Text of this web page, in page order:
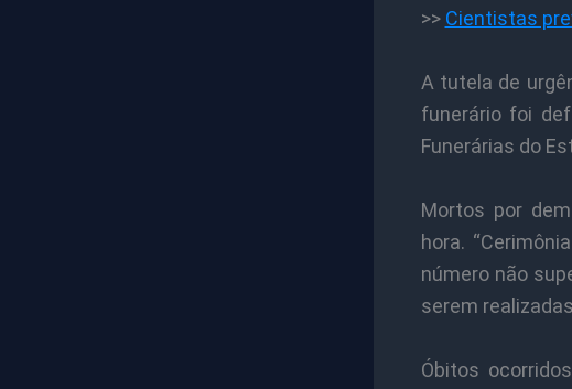
>> Cientistas
A tutela de
funerário foi
Funerárias do
Mortos por
hora.
número não
serem
Óbitos